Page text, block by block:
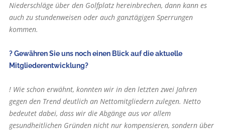
Niederschläge über den Golfplatz hereinbrechen, dann kann es
auch zu stundenweisen oder auch ganztägigen Sperrungen
kommen.
? Gewähren Sie uns noch einen Blick auf die aktuelle
Mitgliederentwicklung?
! Wie schon erwähnt, konnten wir in den letzten zwei Jahren
gegen den Trend deutlich an Nettomitgliedern zulegen. Netto
bedeutet dabei, dass wir die Abgänge aus vor allem
gesundheitlichen Gründen nicht nur kompensieren, sondern über